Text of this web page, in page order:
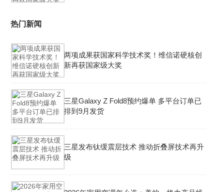
热门新闻
两项成果获国家科学技术奖！维信诺硬核创
新再获国家级大奖
三星Galaxy Z Fold8预约爆单 多平台订单已
排到9月发货
三星发布钛缓震层技术 推动折叠屏技术再升
级